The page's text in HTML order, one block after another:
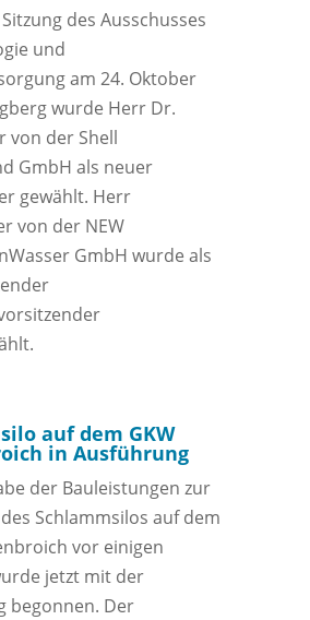
des Ausschusses
und
am 24. Oktober
wurde Herr Dr.
von der Shell
GmbH als neuer
gewählt. Herr
von der NEW
GmbH wurde als
auf dem GKW
in Ausführung
der Bauleistungen zur
Schlammsilos auf dem
vor einigen
jetzt mit der
begonnen. Der